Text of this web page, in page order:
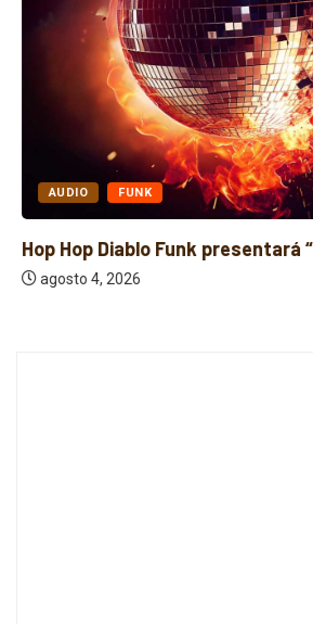
AUDIO FUNK
Hop Hop Diablo Funk presentará
agosto 4, 2026